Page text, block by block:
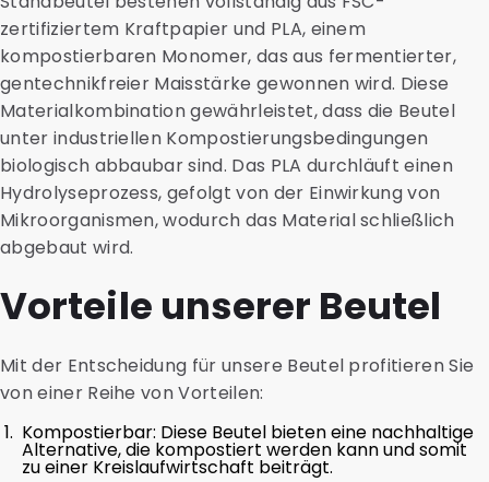
zertifiziertem Kraftpapier und PLA, einem
kompostierbaren Monomer, das aus fermentierter,
gentechnikfreier Maisstärke gewonnen wird. Diese
Materialkombination gewährleistet, dass die Beutel
unter industriellen Kompostierungsbedingungen
biologisch abbaubar sind. Das PLA durchläuft einen
Hydrolyseprozess, gefolgt von der Einwirkung von
Mikroorganismen, wodurch das Material schließlich
abgebaut wird.
Vorteile unserer Beutel
Mit der Entscheidung für unsere Beutel profitieren Sie
von einer Reihe von Vorteilen:
Kompostierbar: Diese Beutel bieten eine nachhaltige
Alternative, die kompostiert werden kann und somit
zu einer Kreislaufwirtschaft beiträgt.